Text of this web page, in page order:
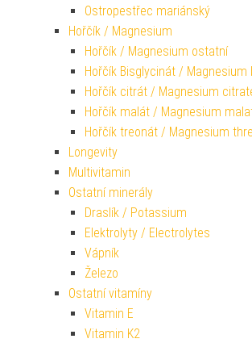
Ostropestřec mariánský
Hořčík / Magnesium
Hořčík / Magnesium ostatní
Hořčík Bisglycinát / Magnesium
Hořčík citrát / Magnesium
Hořčík malát / Magnesium
Hořčík treonát / Magnesium
Longevity
Multivitamin
Ostatní minerály
Draslík / Potassium
Elektrolyty / Electrolytes
Vápník
Železo
Ostatní vitamíny
Vitamin E
Vitamin K2